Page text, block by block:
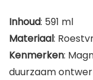
Inhoud: 591 ml
Materiaal:
Kenmerken:
duurzaam